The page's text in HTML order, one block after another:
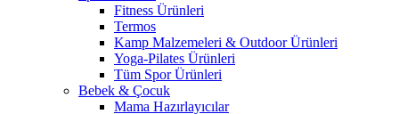
Fitness Ürünleri
Termos
Kamp Malzemeleri & Outdoor Ürünleri
Yoga-Pilates Ürünleri
Tüm Spor Ürünleri
Bebek & Çocuk
Mama Hazırlayıcılar